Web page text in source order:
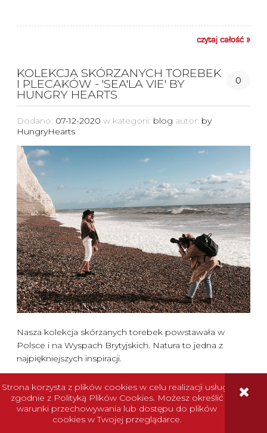
Strona korzysta z plików cookies w celu realizacji usług i
zgodnie z Polityką Plików Cookies. Możesz określić
warunki przechowywania lub dostępu do plików
cookies w Twojej przeglądarce.
czytaj całość »
KOLEKCJA SKÓRZANYCH TOREBEK
I PLECAKÓW - 'SEA'LA VIE' BY
HUNGRY HEARTS
0
Dodano: 07-12-2020 w kategorii: blog autor: by
HungryHearts
Nasza kolekcja skórzanych torebek powstawała w
Polsce i na Wyspach Brytyjskich. Natura to jedna z
najpiękniejszych inspiracji.
czytaj całość »